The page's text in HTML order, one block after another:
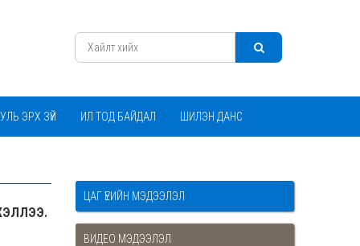
ЭРХ ЗҮЙ ИЛ ТОД БАЙДАЛ ШИЛЭН ДАНС
ЦАГ ҮЕИЙН МЭДЭЭЛЭЛ
ВИДЕО МЭДЭЭЛЭЛ